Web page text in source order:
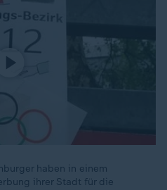
haben in einem
ihrer Stadt für die